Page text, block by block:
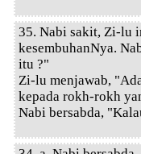
35. Nabi sakit, Zi-lu
kesembuhanNya.
itu ?"
Zi-lu menjawab,
kepada rokh-rokh
Nabi bersabda,